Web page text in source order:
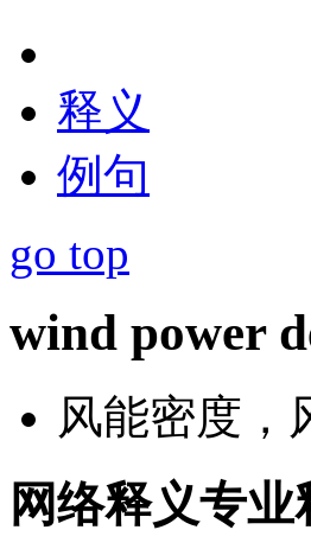
释义
例句
go top
wind power
风能密度，
网络释义专业